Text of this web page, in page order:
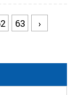
63
›